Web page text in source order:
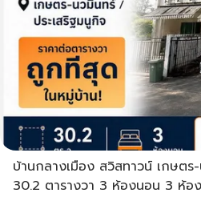
บ้านกลางเมือง สวิสทาวน์ เกษต
30.2 ตารางวา 3 ห้องนอน 3 ห้อ